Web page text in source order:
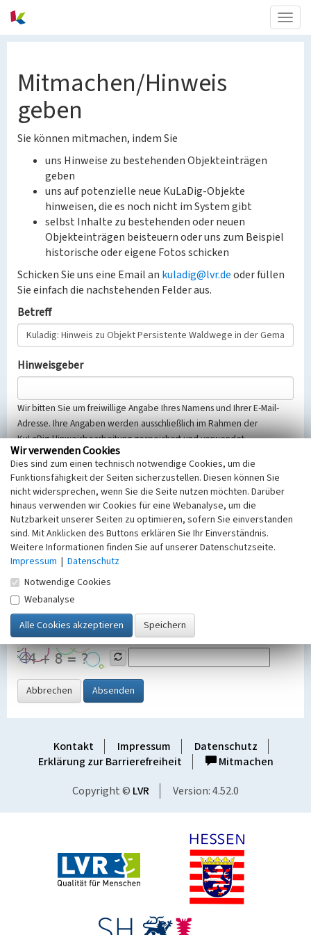
Mitmachen/Hinweis
geben
Sie können mitmachen, indem Sie
uns Hinweise zu bestehenden Objekteinträgen
geben
uns auf potenzielle neue KuLaDig-Objekte
hinweisen, die es noch nicht im System gibt
selbst Inhalte zu bestehenden oder neuen
Objekteinträgen beisteuern oder uns zum Beispiel
historische oder eigene Fotos schicken
Schicken Sie uns eine Email an kuladig@lvr.deoder füllen
Sie einfach die nachstehenden Felder aus.
Betreff
Hinweisgeber
Wir bitten Sie um freiwillige Angabe Ihres Namens und Ihrer E-Mail-
Adresse. Ihre Angaben werden ausschließlich im Rahmen der
KuLaDig-Hinweisbearbeitung gespeichert und verwendet.
Selbstverständlich werden diese entsprechend der Vorschriften des
Telemediengesetzes, des Datenschutzgesetzes NRW und der seit
dem 25.05.2018 gültigen Europäischen Datenschutzgrundverordnung
(EU-DSGVO) vertraulich behandelt, beachten Sie bitte unsere
Hinweise zumDatenschutz
Nachricht
SicherheitsabfrageTragen Sie unten das Rechenergebnis aus der
Grafik ein
Abbrechen Absenden
Kontakt Impressum
Datenschutz
Erklärung zur Barrierefreiheit
Mitmachen
Copyright © LVR Version: 4.52.0
Wir verwenden Cookies
Dies sind zum einen technisch notwendige Cookies, um die
Funktionsfähigkeit der Seiten sicherzustellen. Diesen können Sie
nicht widersprechen, wenn Sie die Seite nutzen möchten. Darüber
hinaus verwenden wir Cookies für eine Webanalyse, um die
Nutzbarkeit unserer Seiten zu optimieren, sofern Sie einverstanden
sind. Mit Anklicken des Buttons erklären Sie Ihr Einverständnis.
Weitere Informationen finden Sie auf unserer Datenschutzseite.
Impressum | Datenschutz
Notwendige Cookies
Webanalyse